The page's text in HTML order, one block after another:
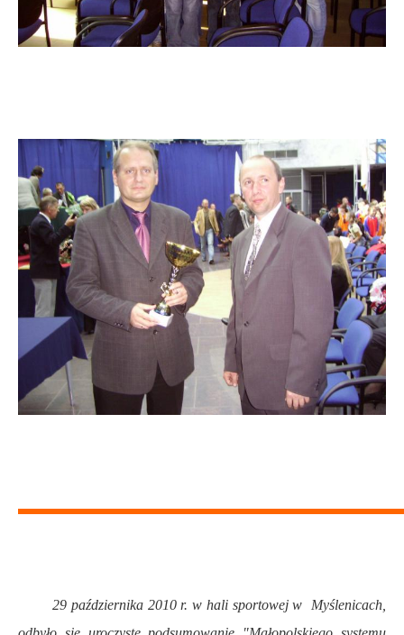
29 października 2010 r. w hali sportowej w Myślenicach,